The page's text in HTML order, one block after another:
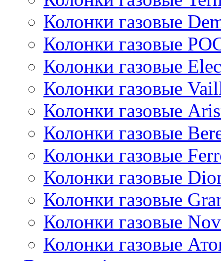
Колонки газовые
Колонки газовые
Колонки газовые
Колонки газовые
Колонки газовые
Колонки газовые
Колонки газовые
Колонки газовые
Колонки газовые
Колонки газовые
Колонки газовые